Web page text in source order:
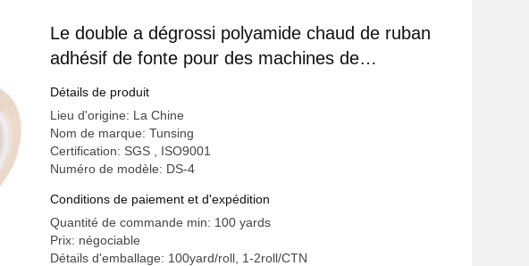
Le double a dégrossi polyamide chaud de ruban
adhésif de fonte pour des machines de
stratification de carte d'identification de PVC
Détails de produit
Lieu d'origine: La Chine
Nom de marque: Tunsing
Certification: SGS , ISO9001
Numéro de modèle: DS-4
Conditions de paiement et d'expédition
Quantité de commande min: 100 yards
Prix: négociable
Détails d'emballage: 100yard/roll, 1-2roll/CTN